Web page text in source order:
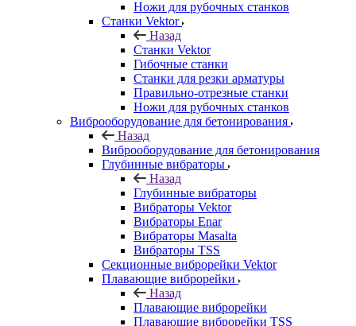
Ножи для рубочных станков
Станки Vektor
Назад
Станки Vektor
Гибочные станки
Станки для резки арматуры
Правильно-отрезные станки
Ножи для рубочных станков
Виброоборудование для бетонирования
Назад
Виброоборудование для бетонирования
Глубинные вибраторы
Назад
Глубинные вибраторы
Вибраторы Vektor
Вибраторы Enar
Вибраторы Masalta
Вибраторы TSS
Секционные виброрейки Vektor
Плавающие виброрейки
Назад
Плавающие виброрейки
Плавающие виброрейки TSS